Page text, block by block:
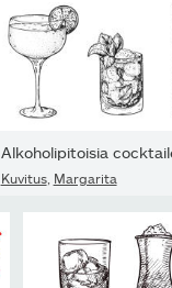
Alkoholipitoisia
Kuvitus, Margarita